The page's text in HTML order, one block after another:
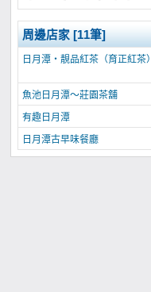
周邊店家 [11筆]
日月潭‧靚品紅茶（育正紅茶）
魚池日月潭～莊園茶舖
有趣日月潭
日月潭古早味餐廳